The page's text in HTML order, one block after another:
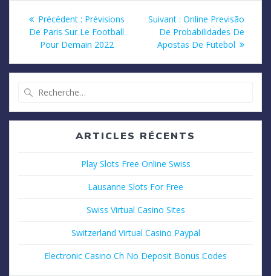
Navigation
l’article
Précédent : Article
précédent
:
Prévisions
De Paris Sur Le Football
Pour Demain 2022
Suivant : Article
suivant
:
Online Previsão
De Probabilidades De
Apostas De Futebol
:
ARTICLES RÉCENTS
Play Slots Free Online Swiss
Lausanne Slots For Free
Swiss Virtual Casino Sites
Switzerland Virtual Casino Paypal
Electronic Casino Ch No Deposit Bonus Codes